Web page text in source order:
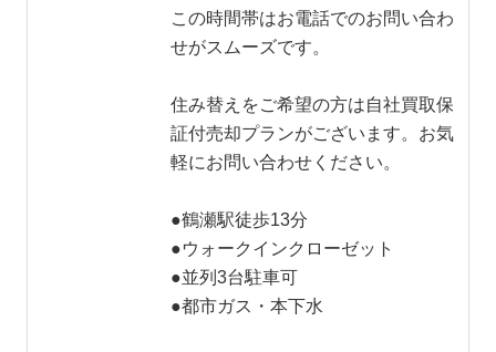
この時間帯はお電話でのお問い合わ
せがスムーズです。
住み替えをご希望の方は自社買取保
証付売却プランがございます。お気
軽にお問い合わせください。
●鶴瀬駅徒歩13分
●ウォークインクローゼット
●並列3台駐車可
●都市ガス・本下水